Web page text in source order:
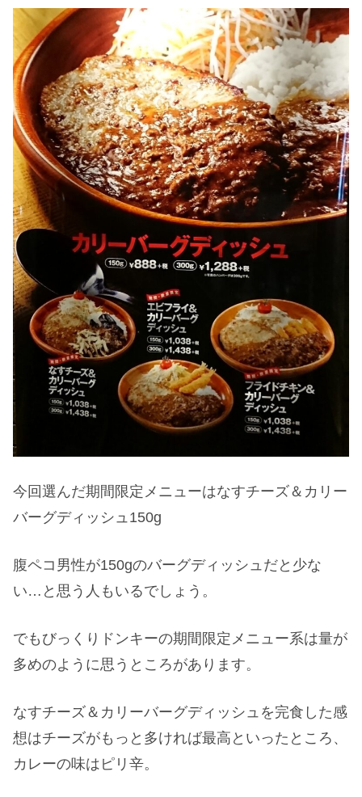
今回選んだ期間限定メニューはなすチーズ＆カリー
バーグディッシュ150g
腹ペコ男性が150gのバーグディッシュだと少な
い…と思う人もいるでしょう。
でもびっくりドンキーの期間限定メニュー系は量が
多めのように思うところがあります。
なすチーズ＆カリーバーグディッシュを完食した感
想はチーズがもっと多ければ最高といったところ、
カレーの味はピリ辛。